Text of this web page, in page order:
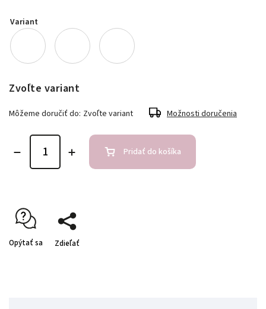
Variant
Zvoľte variant
Môžeme doručiť do: Zvoľte variant Možnosti doručenia
Pridať do košíka
Opýtať sa Zdieľať